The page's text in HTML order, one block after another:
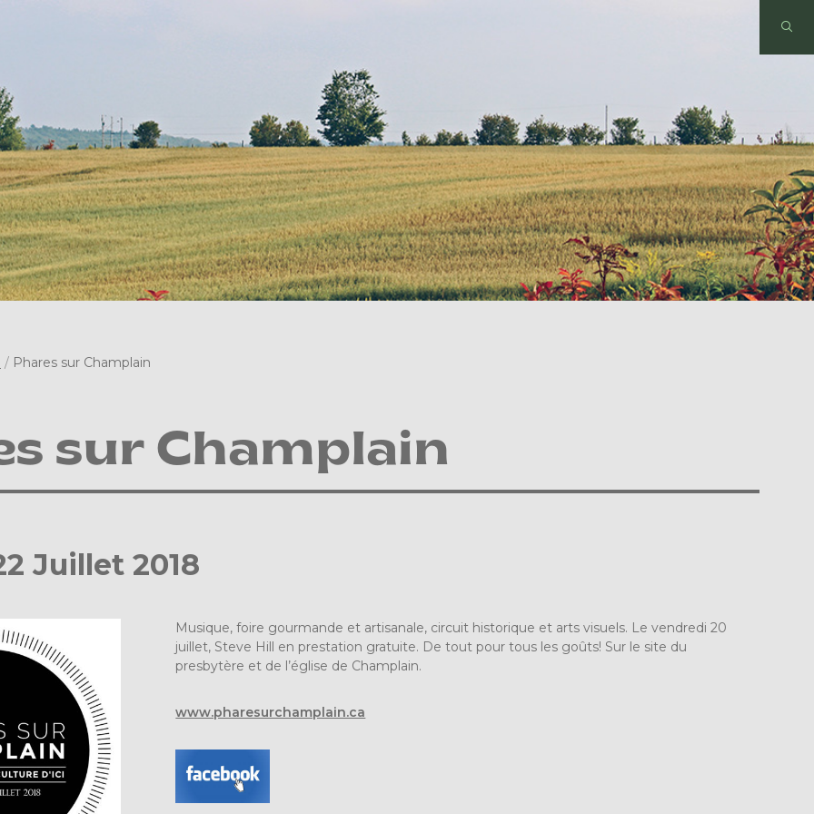
/ Phares sur Champlain
sur Champlain
Juillet 2018
Musique, foire gourmande et artisanale, circuit historique et arts visuels. Le vendredi 20
juillet, Steve Hill en prestation gratuite. De tout pour tous les goûts! Sur le site du
presbytère et de l’église de Champlain.
www.pharesurchamplain.ca